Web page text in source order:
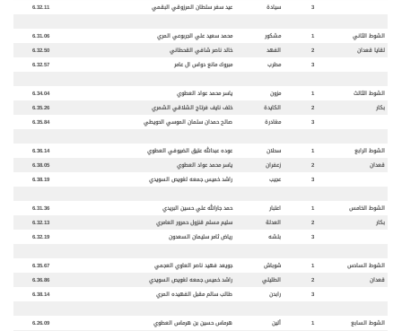
3
سيادة عيد سفر سلطان المرزوقي البقمي 6.32.11
الشوط الثاني 1 مشكور محمد سعيد علي الجربوعي المري
6.31.06
لقايا قعدان
2 الفهد خالد ناصر شافي القحطاني
6.32.50
3
مطرب مبروك مانع دواس ال عامر 6.32.57
الشوط الثالث 1 مزون ياسر محمد عواد العطوي
6.34.04
بكار
2 الكايدة خلف نايف فرتاج الشلاقي الشمري
6.35.26
3
مغادرة صالح حمدان سلمان الموسي الحويطي 6.35.84
الشوط الرابع 1 سحلان عوده عبدالله عتيق الضيوفي العطوي
6.36.14
قعدان
2 زعفران ياسر محمد عواد العطوي
6.38.05
3
عجيب راشد خميس جمعه لغويص السويدي 6.38.19
الشوط الخامس 1 اعتبار حمد جارالله علي حسين البريدي
6.31.36
بكار
2 العدلة سليم مسلم قنزول حمرور العامري
6.32.13
3
بلشه رياض ثامر سليمان السعدون 6.32.19
الشوط السادس 1 شوباش جويعد فهيد ناصر العاوي العجمي
6.35.67
قعدان
2 الطليلي راشد خميس جمعه لغويص السويدي
6.36.86
3
رابدن طالب سالم مقبل الفهيده المري 6.38.14
الشوط السابع 1 ألين هرماس حسين بن هرماس العطوي
6.26.09